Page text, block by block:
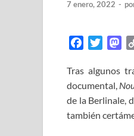
7 enero, 2022 -
c
e
b
o
i
t
t
e
M
s
t
o
d
Tras algunos
documental,
de la Berlinale,
también